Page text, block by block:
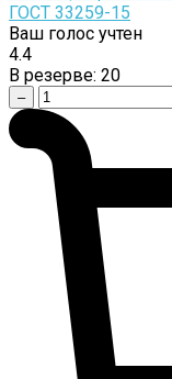
ГОСТ 33259-15
Ваш голос учтен
4.4
В резерве: 20
–